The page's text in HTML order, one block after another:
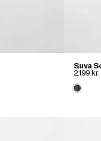
Suva
2.199 kr.